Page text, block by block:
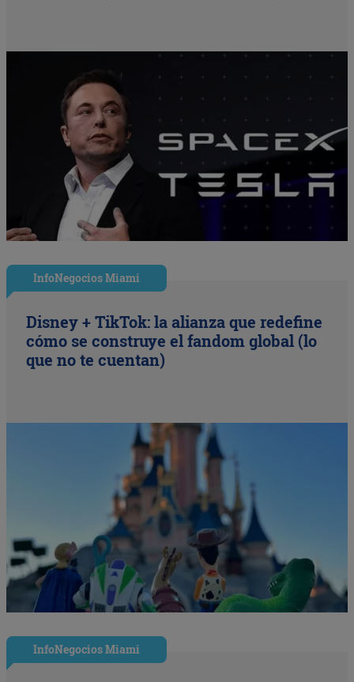
InfoNegocios Miami
Disney + TikTok: la alianza que redefine
cómo se construye el fandom global (lo
que no te cuentan)
InfoNegocios Miami